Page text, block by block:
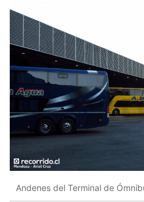
Andenes del Terminal de